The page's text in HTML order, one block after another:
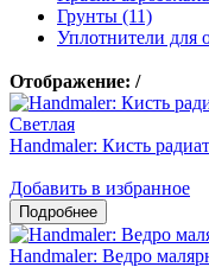
Грунты (11)
Уплотнители для
Отображение: /
Handmaler: Кисть
Добавить в избранное
Handmaler: Ведро